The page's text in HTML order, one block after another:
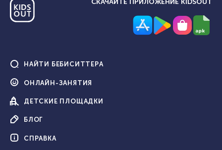
НАЙТИ БЕБИСИТТЕРА
ОНЛАЙН-ЗАНЯТИЯ
ДЕТСКИЕ ПЛОЩАДКИ
БЛОГ
СПРАВКА